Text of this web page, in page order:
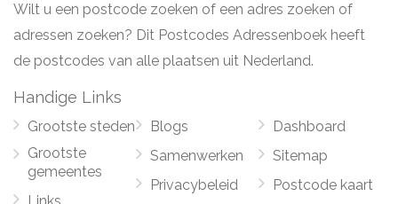
Wilt u een postcode zoeken of een adres zoeken of
adressen zoeken? Dit Postcodes Adressenboek heeft
de postcodes van alle plaatsen uit Nederland.
Handige Links
Grootste steden
Grootste
gemeentes
Blogs
Samenwerken
Privacybeleid
Dashboard
Sitemap
Postcode kaart